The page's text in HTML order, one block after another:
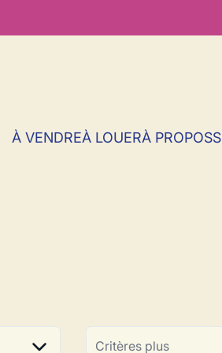
À VENDREÀ LOUERÀ PROPOS
à
Critères plus